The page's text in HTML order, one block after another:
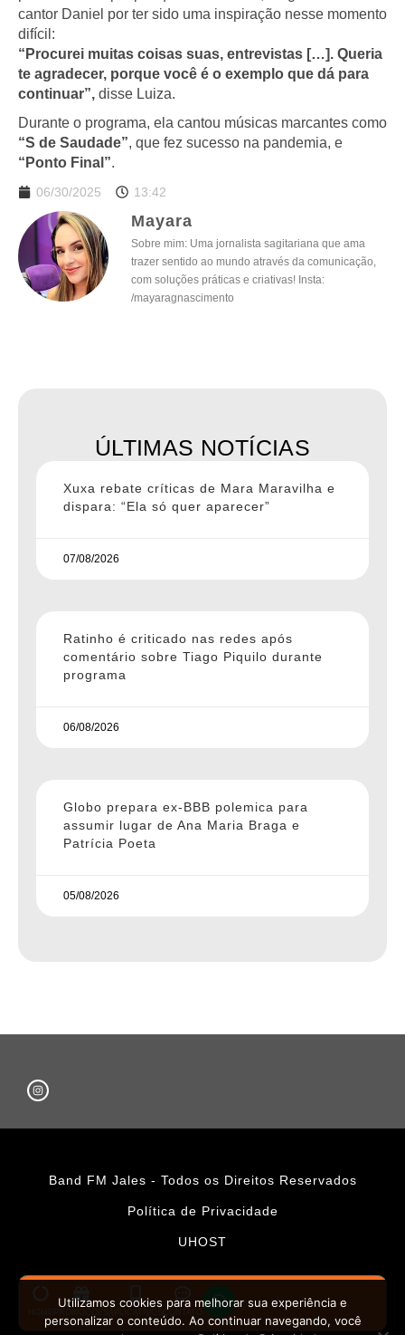
cantor Daniel por ter sido uma inspiração nesse momento
difícil:
“Procurei muitas coisas suas, entrevistas […]. Queria
te agradecer, porque você é o exemplo que dá para
continuar”, disse Luiza.
Durante o programa, ela cantou músicas marcantes como
“S de Saudade”, que fez sucesso na pandemia, e
“Ponto Final”.
06/30/2025 13:42
Mayara
Sobre mim: Uma jornalista sagitariana que ama
trazer sentido ao mundo através da comunicação,
com soluções práticas e criativas! Insta:
/mayaragnascimento
ÚLTIMAS NOTÍCIAS
Xuxa rebate críticas de Mara Maravilha e
dispara: “Ela só quer aparecer”
07/08/2026
Ratinho é criticado nas redes após
comentário sobre Tiago Piquilo durante
programa
06/08/2026
Globo prepara ex-BBB polemica para
assumir lugar de Ana Maria Braga e
Patrícia Poeta
05/08/2026
Band FM Jales - Todos os Direitos Reservados
Política de Privacidade
UHOST
CONTATO
Utilizamos cookies para melhorar sua experiência e
personalizar o conteúdo. Ao continuar navegando, você